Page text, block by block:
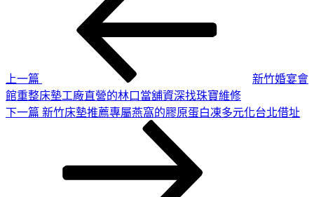
上一篇
新竹婚宴會
館重整床墊工廠直營的林口當舖資深找珠寶維修
下
下一篇 新竹床墊推薦專屬燕窩的膠原蛋白凍多元化台北借址